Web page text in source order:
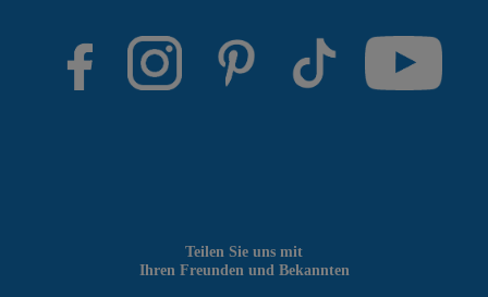
Teilen Sie uns mit
Ihren Freunden und Bekannten